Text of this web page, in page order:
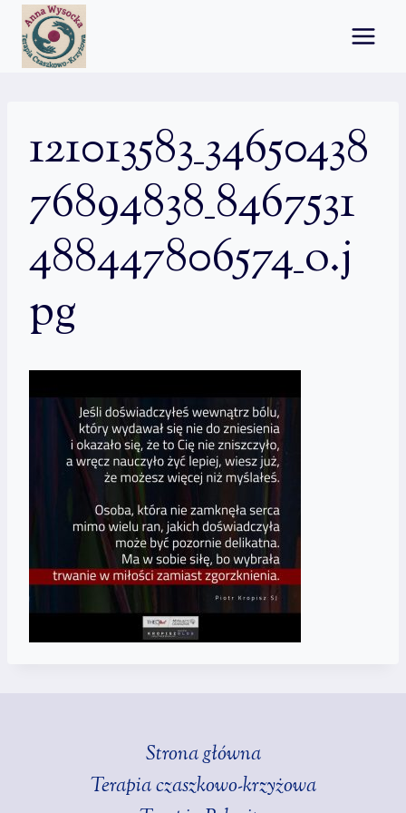
Przejdź
treści
121013583_34650438
76894838_8467531
488447806574_o.j
pg
Strona główna
Terapia czaszkowo-krzyżowa